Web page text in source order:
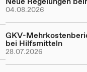
04.08.2026
GKV-
bei Hilfsmitteln
28.07.2026